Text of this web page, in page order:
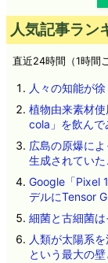
人気記事ラン
直近24時間（1時間
人々の知能が
植物由来素材
cola」を飲んで
広島の原爆に
生成されてい
Google「Pixel
デルにTensor
細菌と古細菌
人類が太陽系
という最大の壁